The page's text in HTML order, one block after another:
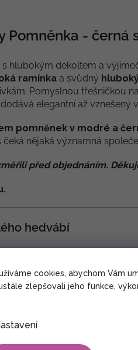
cookies, abychom Vám
zlepšovali jeho funkce,
Pomněnka - černá
s hlubokým dekoltem a
ramínka a svůdný
Pomyslnou třešničkou
elegantní až vznešený
pomněnek v modré a
nějaká významná
před objednáním.
hedvábí
tedy velmi příjemné na nošení.
materiál do letních veder.
se na něm netvoří žmolky.